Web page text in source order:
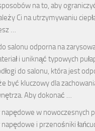
na to, aby
Ci na utrzymywaniu
…
salonu odporna na
i uniknąć typowych
do salonu, która jest
być kluczowy dla
Aby dokonać …
napędowe w nowoczesnych
napędowe i przenośniki